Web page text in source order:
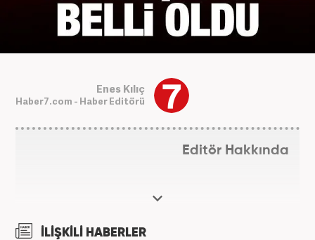
Enes Kılıç
Haber7.com - Haber Editörü
Editör Hakkında
İLİŞKİLİ HABERLER